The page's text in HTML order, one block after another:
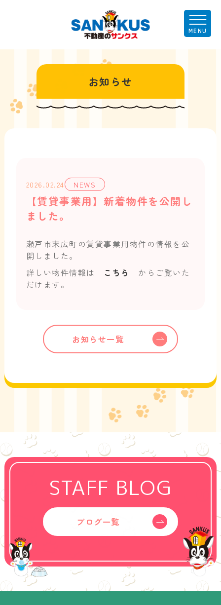
お知らせ
2026.02.24 NEWS
【賃貸事業用】新着物件を公開し
ました。
瀬戸市末広町の賃貸事業用物件の情報を公
開しました。
詳しい物件情報は
こちら
からご覧いた
だけます。
お知らせ一覧
STAFF BLOG
ブログ一覧